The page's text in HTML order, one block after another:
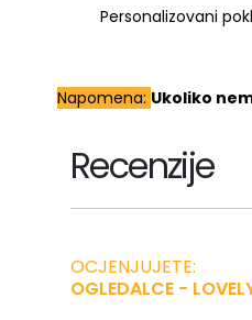
Personalizovani
Napomena: Ukoliko
Recenzije
OCJENJUJETE:
OGLEDALCE -